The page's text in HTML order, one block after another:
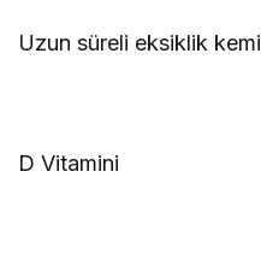
Uzun süreli eksiklik
D Vitamini